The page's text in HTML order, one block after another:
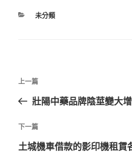
分
未分類
文
導
覽
上
一
文
章
上一篇
壯陽中藥品牌陰莖變大
下
一
下一篇
土城機車借款的影印機租賃